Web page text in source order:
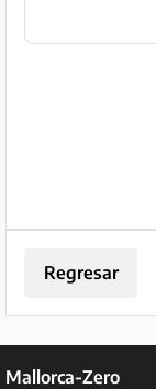
Regresar
Mallorca-Zero